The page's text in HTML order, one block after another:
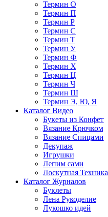
Термин О
Термин П
Термин Р
Термин С
Термин Т
Термин У
Термин Ф
Термин Х
Термин Ц
Термин Ч
Термин Ш
Термин Э, Ю, Я
Каталог Видео
Букеты из Конфет
Вязание Крючком
Вязание Спицами
Декупаж
Игрушки
Лепим сами
Лоскутная Техника
Каталог Журналов
Буклеты
Лена Рукоделие
Лукошко идей